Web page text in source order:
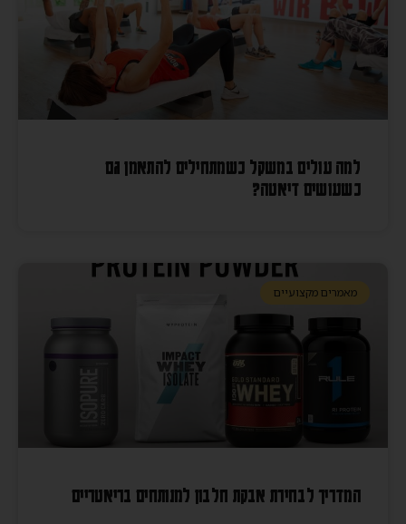
למה עולים במשקל כשמתחילים להתאמן גם
כשעושים דיאטה?
מאמרים מקצועיים
המדריך לבחירת אבקת חלבון למנותחים בריאטריים